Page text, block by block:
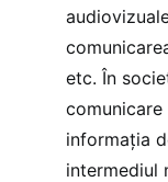
etc. În
informația
intermediul